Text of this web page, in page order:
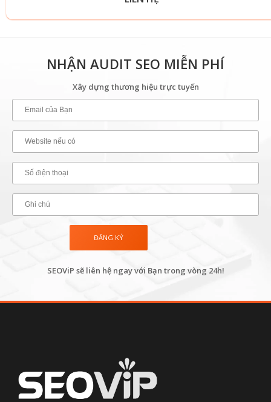
NHẬN AUDIT SEO MIỄN PHÍ
Xây dựng thương hiệu trực tuyến
SEOViP sẽ liên hệ ngay với Bạn trong vòng 24h!